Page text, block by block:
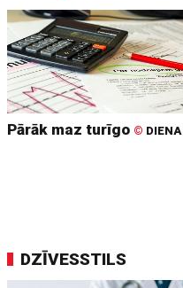
Pārāk maz turīgo © DIENA
DZĪVESSTILS